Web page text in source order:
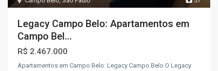
Legacy Campo Belo: Apartamentos em
Campo Bel...
R$ 2.467.000
Apartamentos em Campo Belo: Legacy Campo Belo O Legacy